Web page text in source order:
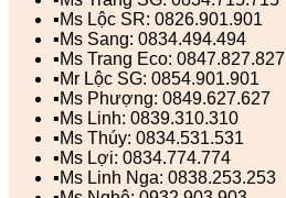
▪️Ms Lộc SR: 0826.901.901
▪️Ms Sang: 0834.494.494
▪️Ms Trang Eco: 0847.827.827
▪️Mr Lộc SG: 0854.901.901
▪️Ms Phượng: 0849.627.627
▪️Ms Linh: 0839.310.310
▪️Ms Thúy: 0834.531.531
▪️Ms Lợi: 0834.774.774
▪️Ms Linh Nga: 0838.253.253